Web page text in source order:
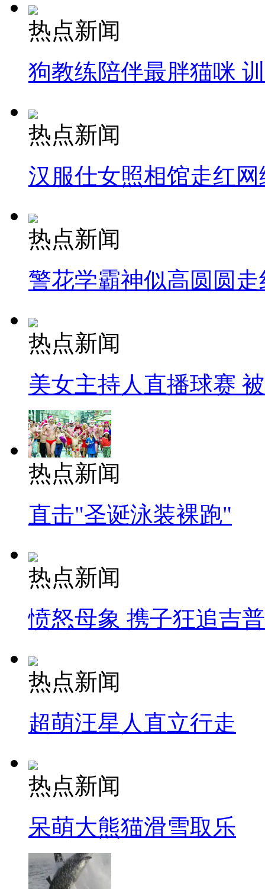
热点新闻
狗教练陪伴最胖猫咪
热点新闻
汉服仕女照相馆走红网
热点新闻
警花学霸神似高圆圆走
热点新闻
美女主持人直播球赛
热点新闻
直击"圣诞泳装裸跑"
热点新闻
愤怒母象 携子狂追吉
热点新闻
超萌汪星人直立行走
热点新闻
呆萌大熊猫滑雪取乐